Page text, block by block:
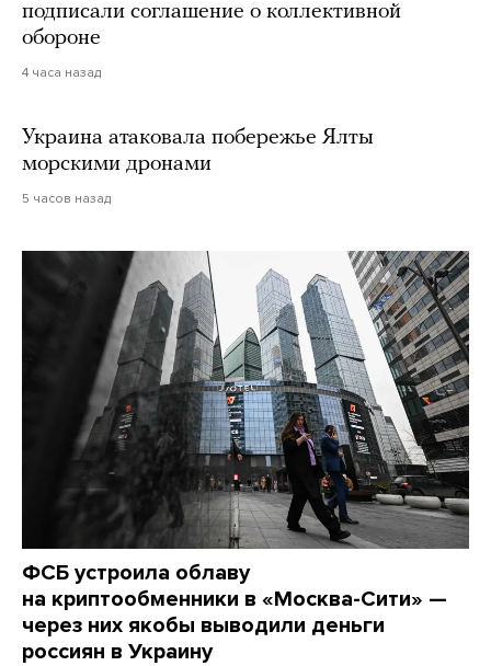
подписали соглашение о коллективной
обороне
4 часа назад
Украина атаковала побережье Ялты
морскими дронами
5 часов назад
ФСБ устроила облаву
на криптообменники в «Москва-Сити» —
через них якобы выводили деньги
россиян в Украину